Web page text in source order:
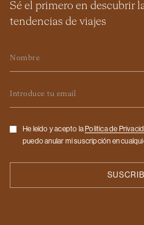
Sé el primero en descubrir
tendencias de viajes
Checkbox
He leído y acepto la Politica de
puedo anular mi suscripción en